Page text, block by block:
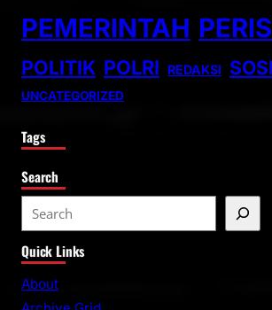
PEMERINTAH
POLITIK POLRI REDAKSI
UNCATEGORIZED
Tags
Search
e
a
r
Quick Links
About